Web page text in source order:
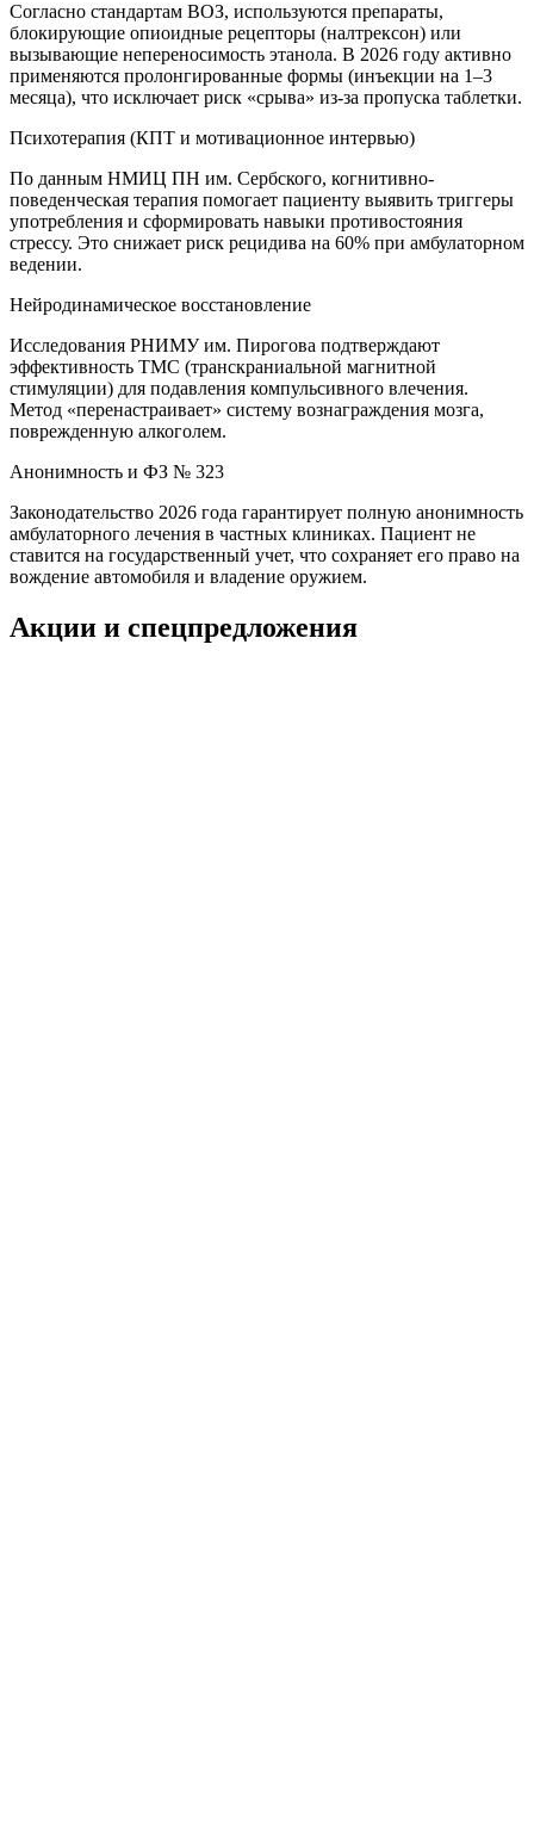
Согласно стандартам ВОЗ, используются препараты,
блокирующие опиоидные рецепторы (налтрексон) или
вызывающие непереносимость этанола. В 2026 году активно
применяются пролонгированные формы (инъекции на 1–3
месяца), что исключает риск «срыва» из-за пропуска таблетки.
Психотерапия (КПТ и мотивационное интервью)
По данным НМИЦ ПН им. Сербского, когнитивно-
поведенческая терапия помогает пациенту выявить триггеры
употребления и сформировать навыки противостояния
стрессу. Это снижает риск рецидива на 60% при амбулаторном
ведении.
Нейродинамическое восстановление
Исследования РНИМУ им. Пирогова подтверждают
эффективность ТМС (транскраниальной магнитной
стимуляции) для подавления компульсивного влечения.
Метод «перенастраивает» систему вознаграждения мозга,
поврежденную алкоголем.
Анонимность и ФЗ № 323
Законодательство 2026 года гарантирует полную анонимность
амбулаторного лечения в частных клиниках. Пациент не
ставится на государственный учет, что сохраняет его право на
вождение автомобиля и владение оружием.
Акции и спецпредложения